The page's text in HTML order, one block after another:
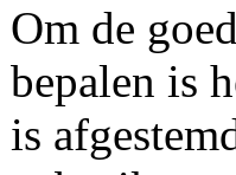
Om de
bepalen is
is